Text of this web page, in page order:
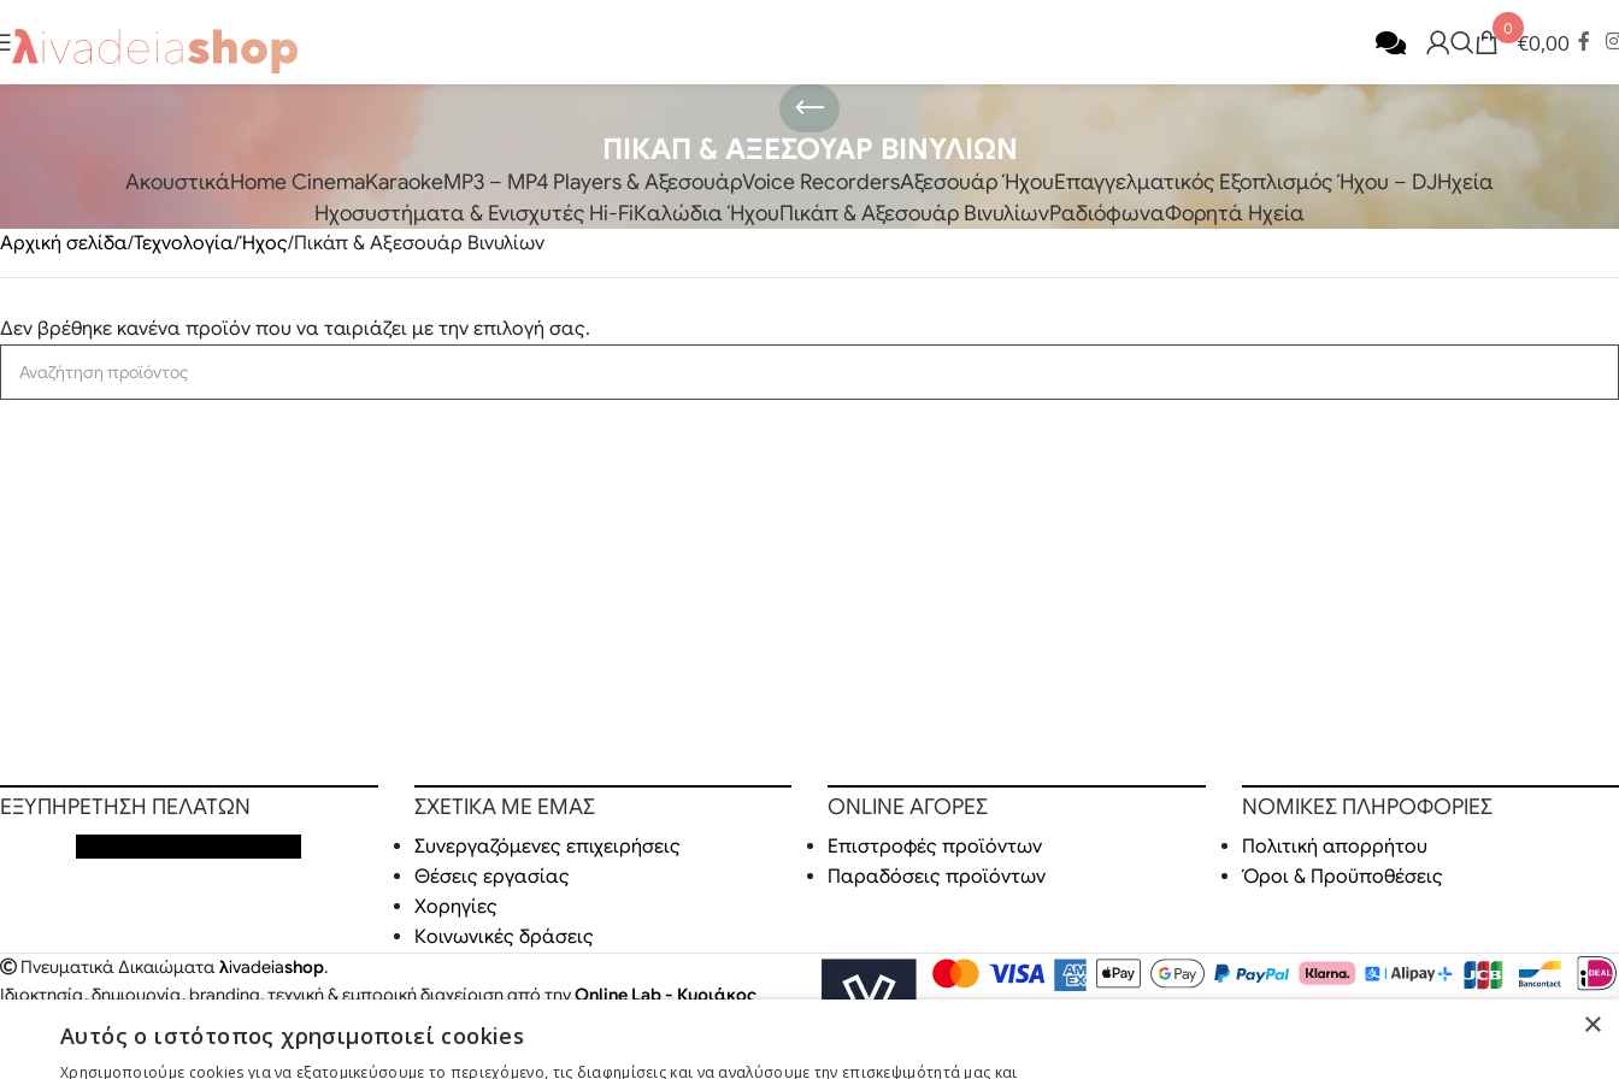
0 €0,00
ΠΙΚΑΠ & ΑΞΕΣΟΥΑΡ ΒΙΝΥΛΙΩΝ
AκουστικάHome CinemaKaraokeMP3 – MP4 Players & ΑξεσουάρVoice RecordersΑξεσουάρ ΉχουΕπαγγελματικός Εξοπλισμός Ήχου – DJΗχεία
Ηχοσυστήματα & Ενισχυτές Hi-FiΚαλώδια ΉχουΠικάπ & Αξεσουάρ ΒινυλίωνΡαδιόφωναΦορητά Ηχεία
Αρχική σελίδα Τεχνολογία Ήχος Πικάπ & Αξεσουάρ Βινυλίων
Δεν βρέθηκε κανένα προϊόν που να ταιριάζει με την επιλογή σας.
ΕΞΥΠΗΡΕΤΗΣΗ ΠΕΛΑΤΩΝ ΣΧΕΤΙΚΑ ΜΕ ΕΜΑΣ
Συνεργαζόμενες επιχειρήσεις
Θέσεις εργασίας
Χορηγίες
Κοινωνικές δράσεις
ONLINE ΑΓΟΡΕΣ
Επιστροφές προϊόντων
Παραδόσεις προϊόντων
ΝΟΜΙΚΕΣ ΠΛΗΡΟΦΟΡΙΕΣ
Πολιτική απορρήτου
Όροι & Προϋποθέσεις
Πνευματικά Δικαιώματαλivadeiashop.
Ιδιοκτησία, δημιουργία, branding, τεχνική & εμπορική διαχείριση από τηνOnline Lab - Κυριάκος
Παπαδόπουλος
×
Αυτός ο ιστότοπος χρησιμοποιεί cookies
Χρησιμοποιούμε cookies για να εξατομικεύσουμε το περιεχόμενο, τις διαφημίσεις και να αναλύσουμε την επισκεψιμότητά μας και